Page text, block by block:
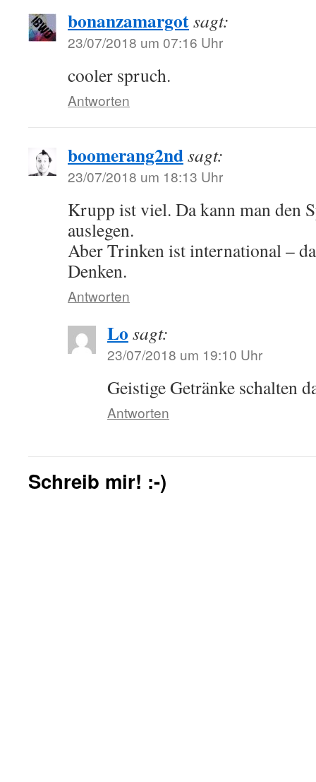
bonanzamargotsagt:
23/07/2018 um 07:16 Uhr
cooler spruch.
Antworten
boomerang2ndsagt:
23/07/2018 um 18:13 Uhr
Krupp ist viel. Da kann man den
auslegen.
Aber Trinken ist international –
Denken.
Antworten
Lo sagt:
23/07/2018 um 19:10 Uhr
Geistige Getränke schalten
Antworten
Schreib mir! :-)